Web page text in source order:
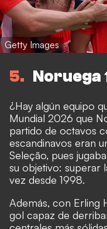
Getty Images
5 Noruega
¿Hay algún equipo
Mundial 2026 que
partido de octavos
escandinavos eran
Seleção, pues
su objetivo: superar
vez desde 1998.
Además, con Erling
gol capaz de